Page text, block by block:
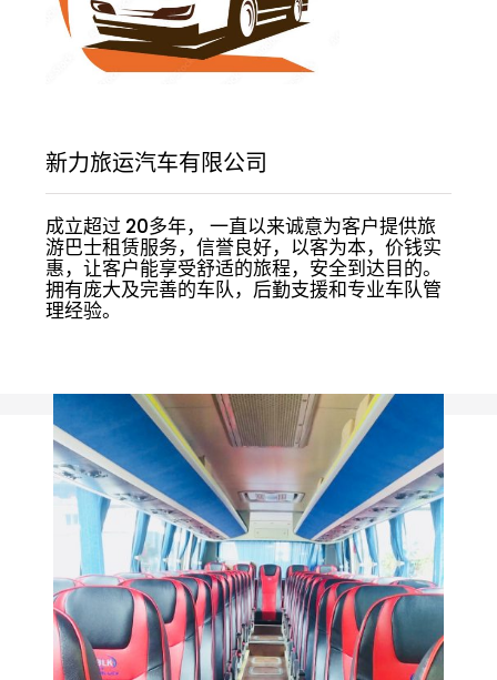
新力旅运汽车有限公司
成立超过 20多年， 一直以来诚意为客户提供旅
游巴士租赁服务，信誉良好，以客为本，价钱实
惠，让客户能享受舒适的旅程，安全到达目的。
拥有庞大及完善的车队，后勤支援和专业车队管
理经验。